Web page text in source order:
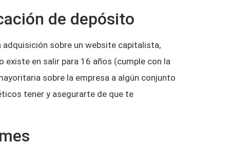
de depósito
sobre un website capitalista,
en salir para 16 años (cumple con la
sobre la empresa a algún conjunto
tener y asegurarte de que te